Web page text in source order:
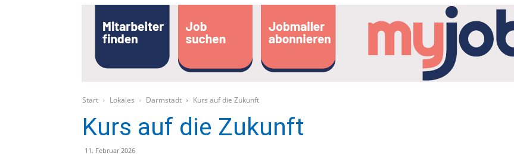
Start Lokales Darmstadt Kurs auf die Zukunft
Kurs auf die Zukunft
11. Februar 2026